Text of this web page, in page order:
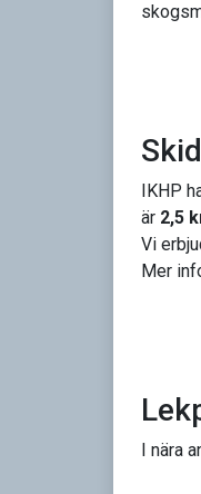
IKHP
är 2,5
Vi
Mer
I nära